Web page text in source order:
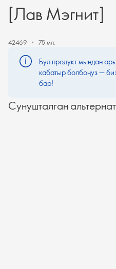
[Лав Мэгнит]
42469 75 мл.
Бул продукт мындан
кабатыр болбоңуз —
бар!
Сунушталган